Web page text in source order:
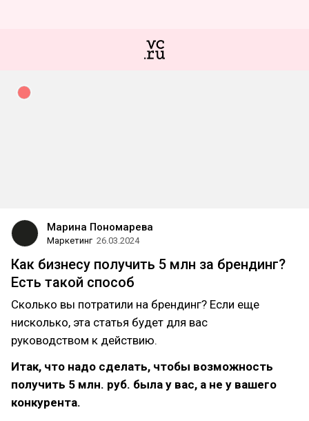
Марина Пономарева
Маркетинг 26.03.2024
Как бизнесу получить 5 млн за брендинг?
Есть такой способ
Сколько вы потратили на брендинг? Если еще
нисколько, эта статья будет для вас
руководством к действию.
Итак, что надо сделать, чтобы возможность
получить 5 млн. руб. была у вас, а не у вашего
конкурента.